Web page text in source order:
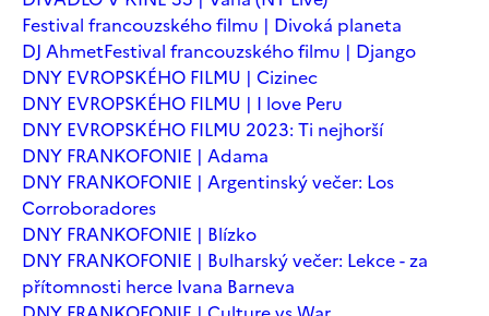
Festival francouzského filmu | Divoká planeta
DJ AhmetFestival francouzského filmu | Django
DNY EVROPSKÉHO FILMU | Cizinec
DNY EVROPSKÉHO FILMU | I love Peru
DNY EVROPSKÉHO FILMU 2023: Ti nejhorší
DNY FRANKOFONIE | Adama
DNY FRANKOFONIE | Argentinský večer: Los
Corroboradores
DNY FRANKOFONIE | Blízko
DNY FRANKOFONIE | Bulharský večer: Lekce - za
přítomnosti herce Ivana Barneva